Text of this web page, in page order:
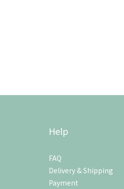
Help
FAQ
Delivery & Shipping
Payment